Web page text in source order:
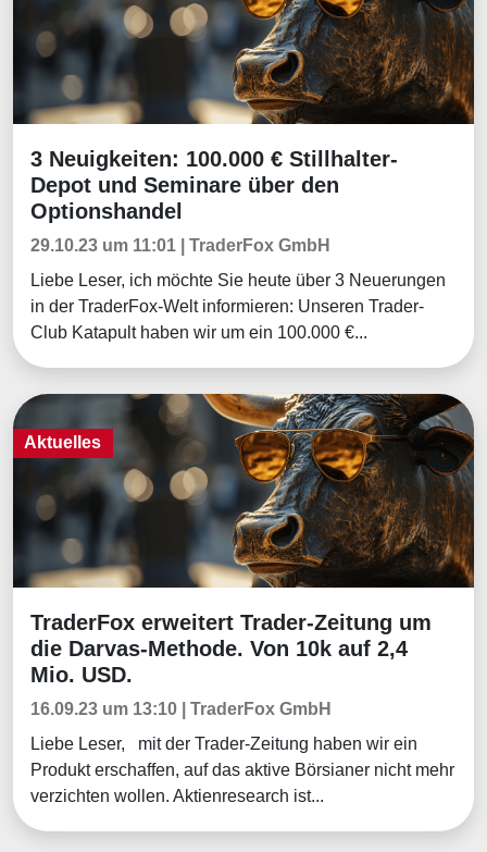
Aktuelles
3 Neuigkeiten: 100.000 € Stillhalter-
Depot und Seminare über den
Optionshandel
29.10.23 um 11:01 | TraderFox GmbH
Liebe Leser, ich möchte Sie heute über 3 Neuerungen
in der TraderFox-Welt informieren: Unseren Trader-
Club Katapult haben wir um ein 100.000 €...
Aktuelles
Aktuelles
TraderFox erweitert Trader-Zeitung um
die Darvas-Methode. Von 10k auf 2,4
Mio. USD.
16.09.23 um 13:10 | TraderFox GmbH
Liebe Leser, mit der Trader-Zeitung haben wir ein
Produkt erschaffen, auf das aktive Börsianer nicht mehr
verzichten wollen. Aktienresearch ist...